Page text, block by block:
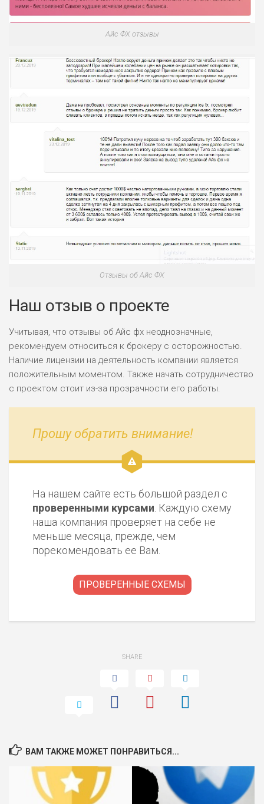
Айс ФХ отзывы
Отзывы об Айс ФХ
Наш отзыв о проекте
Учитывая, что отзывы об Айс фх неоднозначные,
рекомендуем относиться к брокеру с осторожностью.
Наличие лицензии на деятельность компании является
положительным моментом. Также начать сотрудничество
с проектом стоит из-за прозрачности его работы.
Прошу обратить внимание!
На нашем сайте есть большой раздел с
проверенными курсами . Каждую схему
наша компания проверяет на себе не
меньше месяца, прежде, чем
порекомендовать ее Вам.
ПРОВЕРЕННЫЕ СХЕМЫ
SHARE
ВАМ ТАКЖЕ МОЖЕТ ПОНРАВИТЬСЯ...